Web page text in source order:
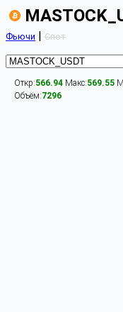
Фьючи | Спот
Откр:566.94 Макс:569.55
Объём:7296